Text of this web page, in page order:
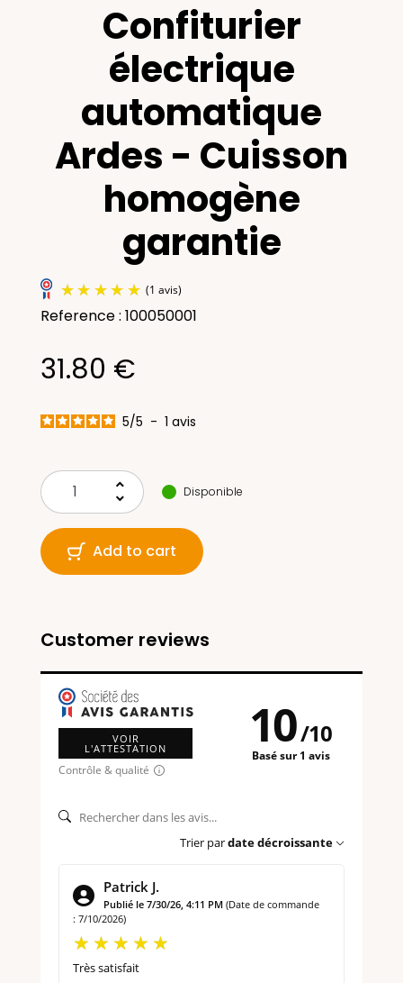
Confiturier
électrique
automatique
Ardes - Cuisson
homogène
garantie
Reference : 100050001
31.80 €
5/5 - 1 avis
keyboard_arrow_up
keyboard_arrow_down
Disponible
Add to cart
Customer reviews
VOIR
L'ATTESTATION
Contrôle & qualité
10/10
Basé sur 1 avis
Trier pardate décroissante
Patrick J.
Publié le 7/30/26, 4:11 PM (Date de commande
: 7/10/2026)
Très satisfait